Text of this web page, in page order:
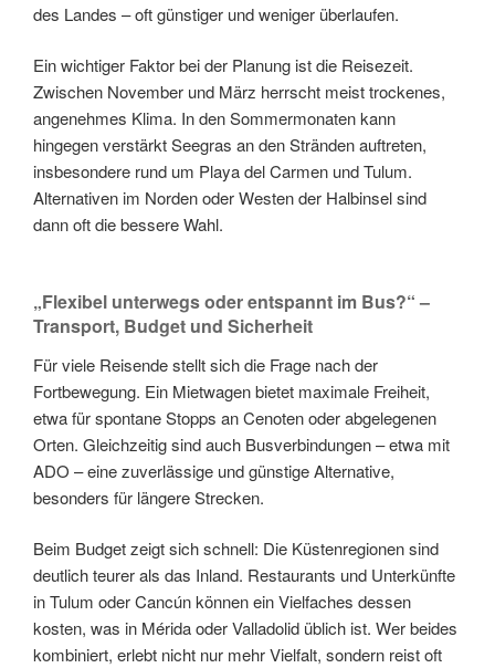
des Landes – oft günstiger und weniger überlaufen.
Ein wichtiger Faktor bei der Planung ist die Reisezeit.
Zwischen November und März herrscht meist trockenes,
angenehmes Klima. In den Sommermonaten kann
hingegen verstärkt Seegras an den Stränden auftreten,
insbesondere rund um Playa del Carmen und Tulum.
Alternativen im Norden oder Westen der Halbinsel sind
dann oft die bessere Wahl.
„Flexibel unterwegs oder entspannt im Bus?“ –
Transport, Budget und Sicherheit
Für viele Reisende stellt sich die Frage nach der
Fortbewegung. Ein Mietwagen bietet maximale Freiheit,
etwa für spontane Stopps an Cenoten oder abgelegenen
Orten. Gleichzeitig sind auch Busverbindungen – etwa mit
ADO – eine zuverlässige und günstige Alternative,
besonders für längere Strecken.
Beim Budget zeigt sich schnell: Die Küstenregionen sind
deutlich teurer als das Inland. Restaurants und Unterkünfte
in Tulum oder Cancún können ein Vielfaches dessen
kosten, was in Mérida oder Valladolid üblich ist. Wer beides
kombiniert, erlebt nicht nur mehr Vielfalt, sondern reist oft